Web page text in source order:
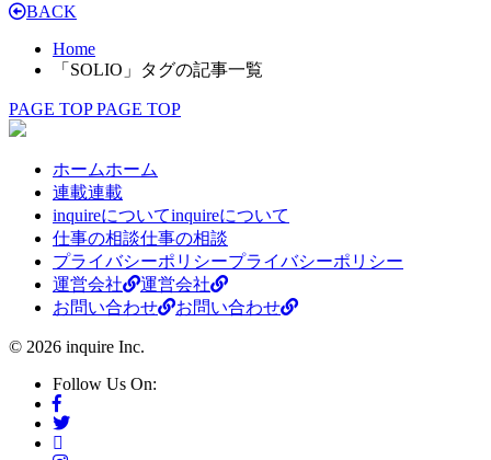
BACK
Home
「SOLIO」タグの記事一覧
PAGE TOP PAGE TOP
ホームホーム
連載連載
inquireについてinquireについて
仕事の相談仕事の相談
プライバシーポリシープライバシーポリシー
運営会社
運営会社
お問い合わせ
お問い合わせ
© 2026 inquire Inc.
Follow Us On: